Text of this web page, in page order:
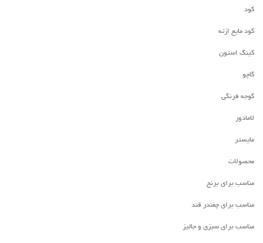
کود
کود مایع ازته
کینگ استون
گاچو
گوجه فرنگی
لامادور
مایستر
محصولات
مناسب برای برنج
مناسب برای چغندر قند
مناسب برای سبزی و جالیز